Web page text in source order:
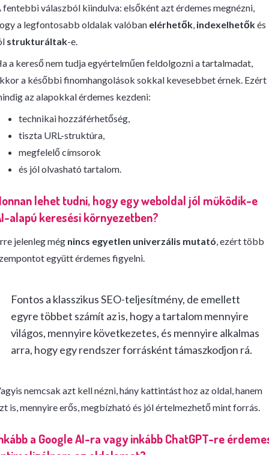
fentebbi válaszból kiindulva: elsőként azt érdemes megnézni,
a legfontosabb oldalak valóban elérhetők, indexelhetőkés
strukturáltak-e.
a kereső nem tudja egyértelműen feldolgozni a tartalmadat,
a későbbi finomhangolások sokkal kevesebbet érnek. Ezért
az alapokkal érdemes kezdeni:
technikai hozzáférhetőség,
tiszta URL-struktúra,
megfelelő címsorok
és jól olvasható tartalom.
lehet tudni, hogy egy weboldal jól működik-e
alapú keresési környezetben?
jelenleg még nincs egyetlen univerzális mutató, ezért több
együtt érdemes figyelni.
Fontos a klasszikus SEO-teljesítmény, de emellett
egyre többet számít az is, hogy a tartalom mennyire
világos, mennyire következetes, és mennyire alkalmas
arra, hogy egy rendszer forrásként támaszkodjon rá.
nemcsak azt kell nézni, hány kattintást hoz az oldal, hanem
is, mennyire erős, megbízható és jól értelmezhető mint forrás.
a Google AI-ra vagy inkább ChatGPT-re